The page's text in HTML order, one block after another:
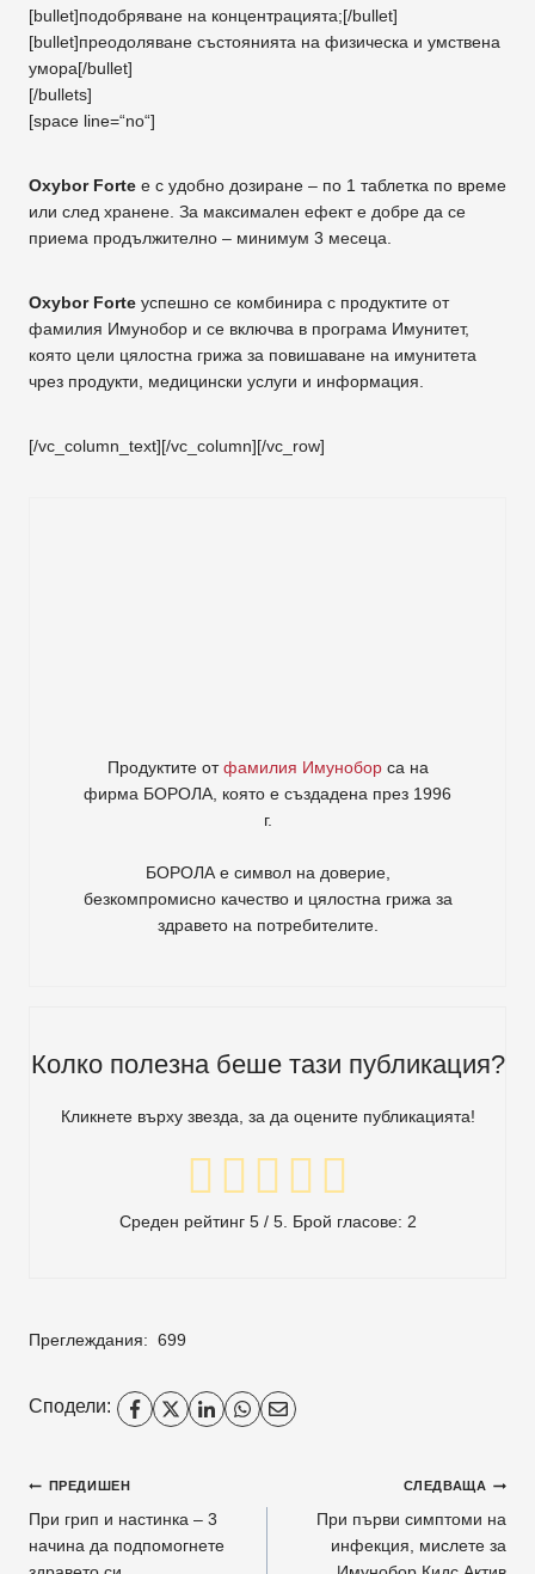
[bullet]подобряване на концентрацията;[/bullet]
[bullet]преодоляване състоянията на физическа и умствена
умора[/bullet]
[/bullets]
[space line=“no“]
Oxybor Forte е с удобно дозиране – по 1 таблетка по време
или след хранене. За максимален ефект е добре да се
приема продължително – минимум 3 месеца.
Oxybor Forte успешно се комбинира с продуктите от
фамилия Имунобор и се включва в програма Имунитет,
която цели цялостна грижа за повишаване на имунитета
чрез продукти, медицински услуги и информация.
[/vc_column_text][/vc_column][/vc_row]
Продуктите отфамилия Имуноборса на
фирма БОРОЛА , която е създадена през 1996
г.
БОРОЛА е символ на доверие,
безкомпромисно качество и цялостна грижа за
здравето на потребителите.
Колко полезна беше тази публикация?
Кликнете върху звезда, за да оцените публикацията!
Среден рейтинг 5/ 5. Брой гласове: 2
Преглеждания: 699
Сподели:
Навигация
ПРЕДИШЕН
При грип и настинка – 3
начина да подпомогнете
СЛЕДВАЩА
При първи симптоми на
инфекция, мислете за